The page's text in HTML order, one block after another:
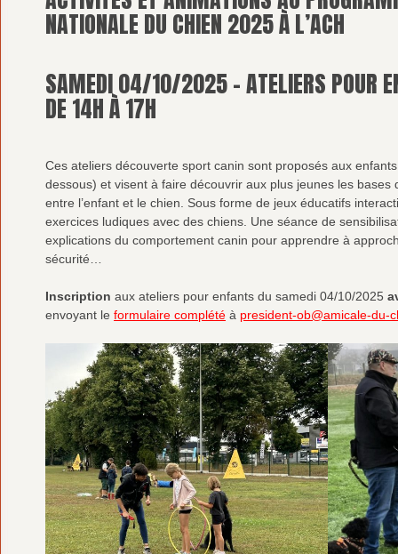
NATIONALE DU CHIEN 2025 À L’ACH
SAMEDI 04/10/2025 – ATELIERS POUR
DE 14H À 17H
Ces ateliers découverte sport canin sont proposés aux
dessous) et visent à faire découvrir aux plus jeunes les bases
entre l’enfant et le chien. Sous forme de jeux éducatifs
exercices ludiques avec des chiens. Une séance de
explications du comportement canin pour apprendre à
sécurité…
Inscription aux ateliers pour enfants du samedi 04/10/2025
envoyant le formulaire complété à president-ob@amicale-du-